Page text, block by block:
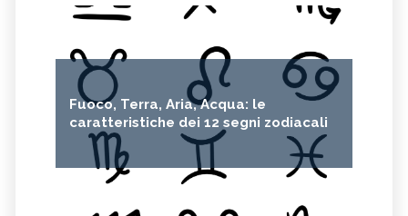
Fuoco, Terra, Aria, Acqua: le
caratteristiche dei 12 segni zodiacali